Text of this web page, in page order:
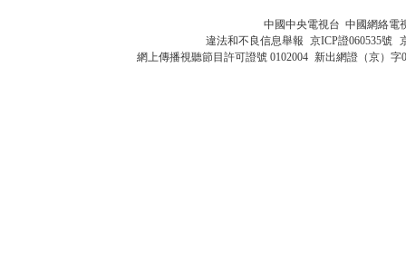
中國中央電視台 中國網絡電
違法和不良信息舉報 京ICP證060535號
網上傳播視聽節目許可證號 0102004 新出網證（京）